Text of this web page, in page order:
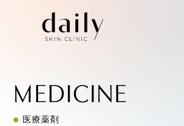
MEDICINE
医療薬剤